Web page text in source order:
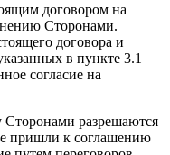
договором на
Сторонами.
договора и
в пункте 3.1
согласие на
Сторонами разрешаются
пришли к соглашению